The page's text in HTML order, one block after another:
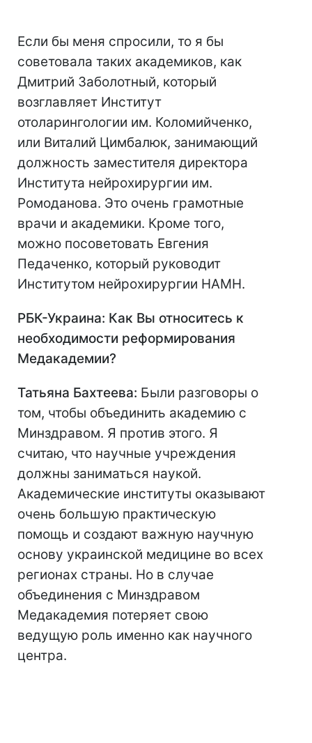
Если бы меня спросили, то я бы
советовала таких академиков, как
Дмитрий Заболотный, который
возглавляет Институт
отоларингологии им. Коломийченко,
или Виталий Цимбалюк, занимающий
должность заместителя директора
Института нейрохирургии им.
Ромоданова. Это очень грамотные
врачи и академики. Кроме того,
можно посоветовать Евгения
Педаченко, который руководит
Институтом нейрохирургии НАМН.
РБК-Украина: Как Вы относитесь к
необходимости реформирования
Медакадемии?
Татьяна Бахтеева: Были разговоры о
том, чтобы объединить академию с
Минздравом. Я против этого. Я
считаю, что научные учреждения
должны заниматься наукой.
Академические институты оказывают
очень большую практическую
помощь и создают важную научную
основу украинской медицине во всех
регионах страны. Но в случае
объединения с Минздравом
Медакадемия потеряет свою
ведущую роль именно как научного
центра.